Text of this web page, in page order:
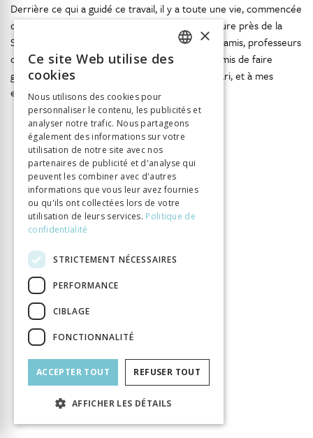
Derrière ce qui a guidé ce travail, il y a toute une vie, commencée
dans la Touraine de Rabelais et établie pour l’heure près de la
Sorbonne «
». Famille, amis, professeurs
de classes prépa et directeurs de thèse ont permis de faire
germer ce qui résonne en moi. À eux, à mon mari, et à mes
enfants, va toute ma gratitude.
INFORMATION
Auteur
Guillabert-Madinier Tiphaine
Éditeur
Alphil
9782889303878
Collection
Histoire
Nombre de pages
424
Parution
Type de livre
10.33055/ALPHIL.03159
ITALIAN
×
Ce site Web utilise des
cookies
Nous utilisons des cookies pour
personnaliser le contenu, les publicités et
analyser notre trafic. Nous partageons
également des informations sur votre
utilisation de notre site avec nos
partenaires de publicité et d'analyse qui
peuvent les combiner avec d'autres
informations que vous leur avez fournies
ou qu'ils ont collectées lors de votre
utilisation de leurs services. Politique de
confidentialité
STRICTEMENT NÉCESSAIRES
PERFORMANCE
CIBLAGE
FONCTIONNALITÉ
ACCEPTER TOUT REFUSER TOUT
AFFICHER LES DÉTAILS